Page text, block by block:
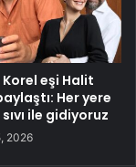
eşi Halit
Her yere
ile gidiyoruz
2026